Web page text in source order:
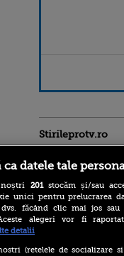
Stirileprotv.ro
ca datele tale
201stocăm și/sau
unici pentru prelucrarea
dvs. făcând clic mai jos
Aceste alegeri vor fi
detalii
(retelele de socializare